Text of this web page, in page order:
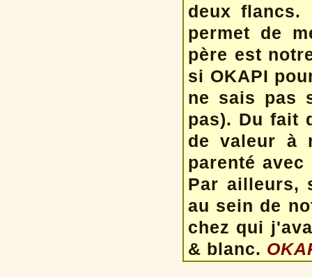
deux flancs.
permet de
père est
si OKAPI
ne sais pas
pas). Du fait
de valeur à
parenté
Par ailleurs,
au sein de
chez qui
& blanc.